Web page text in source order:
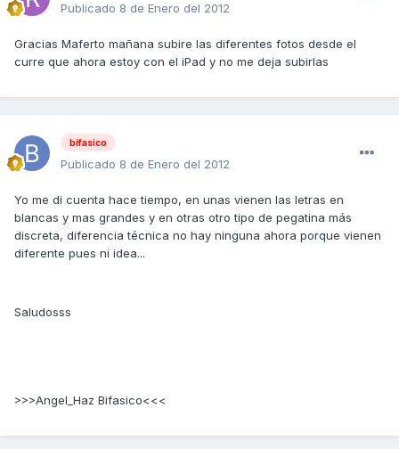
Publicado 8 de Enero del 2012
Gracias Maferto mañana subire las diferentes fotos desde el
curre que ahora estoy con el iPad y no me deja subirlas
bifasico
Publicado 8 de Enero del 2012
Yo me di cuenta hace tiempo, en unas vienen las letras en
blancas y mas grandes y en otras otro tipo de pegatina más
discreta, diferencia técnica no hay ninguna ahora porque vienen
diferente pues ni idea...
Saludosss
>>>Angel_Haz Bifasico<<<